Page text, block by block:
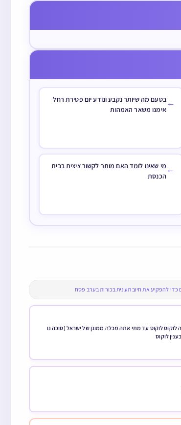
←בטעם מה שיותר נקבע ונודע יום פטירת רחל
אימנו משאר האמהות
← מי שאינו לומד האם מותר לקשור ציצית בבית
הכנסת
כדי להפקיע את חיוב תענית בכורות בערב פסח
לוקוס עד מתי אתה מכלה ממונן של ישראל (סוכה נו
לוקוס